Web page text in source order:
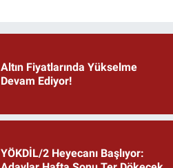
Altın Fiyatlarında Yükselme
Devam Ediyor!
YÖKDİL/2 Heyecanı Başlıyor: